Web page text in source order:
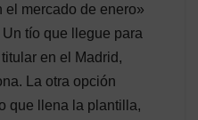
el mercado de enero»
tío que llegue para
en el Madrid,
La otra opción
que llena la plantilla,